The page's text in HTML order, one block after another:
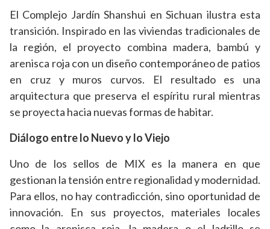
El Complejo Jardín Shanshui en Sichuan ilustra esta
transición. Inspirado en las viviendas tradicionales de
la región, el proyecto combina madera, bambú y
arenisca roja con un diseño contemporáneo de patios
en cruz y muros curvos. El resultado es una
arquitectura que preserva el espíritu rural mientras
se proyecta hacia nuevas formas de habitar.
Diálogo entre lo Nuevo y lo Viejo
Uno de los sellos de MIX es la manera en que
gestionan la tensión entre regionalidad y modernidad.
Para ellos, no hay contradicción, sino oportunidad de
innovación. En sus proyectos, materiales locales